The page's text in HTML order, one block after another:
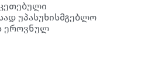
უპასუხისმგებლო
ეროვნულ